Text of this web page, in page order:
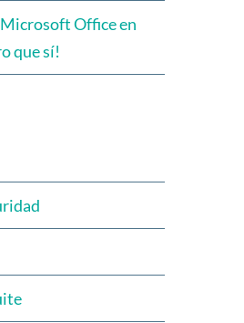
Office en
que sí!